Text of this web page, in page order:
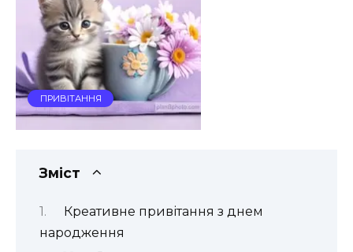
ПРИВІТАННЯ
Зміст
Креативне привітання з днем
народження